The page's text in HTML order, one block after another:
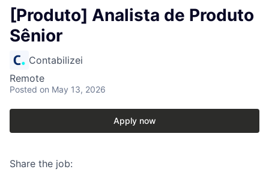
[Produto] Analista de Produto
Sênior
Contabilizei
Remote
Posted on May 13, 2026
Apply now
Share the job: